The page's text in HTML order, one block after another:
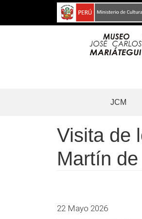
JCM
Visita de
Martín
22 Mayo 2026